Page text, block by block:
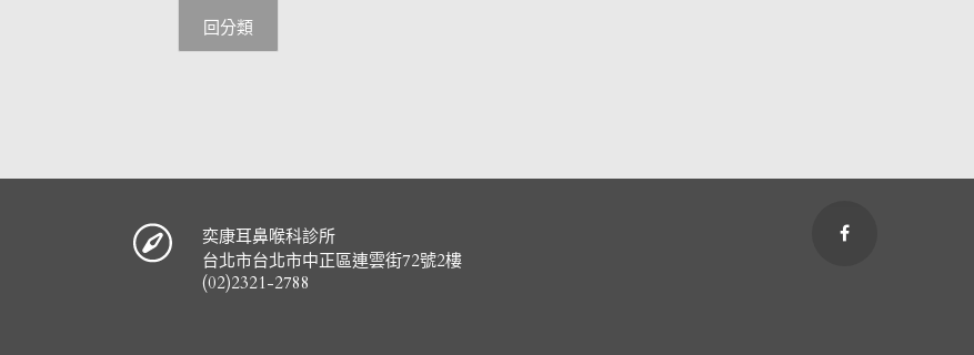
回分類
奕康耳鼻喉科診所
台北市台北市中正區連雲街72號2樓
(02)2321-2788